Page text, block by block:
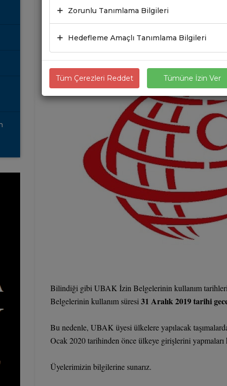
24.12.2019
Bilindiği gibi UBAK İzin Belgelerinin kullanım tarihleri
Belgelerinin kullanım süresi 31 Aralık 2019 tarihi
Bu nedenle, UBAK üyesi ülkelere yapılacak
Ocak 2020 tarihinden önce ülkeye girişlerini yapmaları
Üyelerimizin bilgilerine sunarız.
Zorunlu Tanımlama Bilgileri
Hedefleme Amaçlı Tanımlama Bilgileri
Tüm Çerezleri Reddet Tümüne İzin Ver